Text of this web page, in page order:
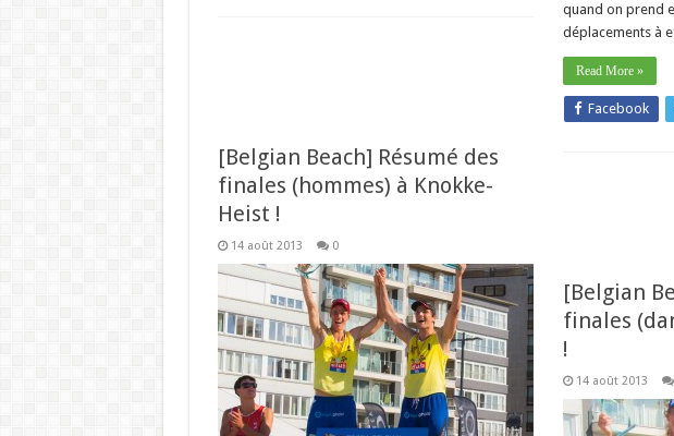
quand on prend
déplacements à
Read More »
Facebook
[Belgian Beach] Résumé des
finales (hommes) à Knokke-
Heist !
14 août 2013 0
[Belgian
finales
!
14 août 2013